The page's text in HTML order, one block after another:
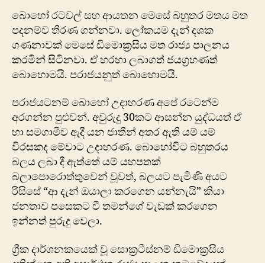
බොහෝ රටවල් සහ ආයතන මෙසේ බහුතර මතය මත
පදනම්ව තීරණ ගන්නවා. ලෝකයම දැන් දශක
ගණනාවක් මෙසේ ඩිමොක්‍රසිය මත රාජ්‍ය පාලනය
කරමින් සිටිනවා. ඒ හරහා ලබාගත් ජයග්‍රහණත්
බොහොමයි. පරාජයනුත් බොහොමයි.
පරාජයටනම් බොහෝ උදාහරණ අපේ රටෙන්ම
අරගන්න පුළුවන්. අවුරුදු 30කට ආසන්න යුද්ධයත් ඒ
හා සමගාමීව ඇදී යන ජාතීන් අතර ඇති යම් යම්
විරසකද මේවාට උදාහරණ. බොහෝවිට බහුතරය
බලය ලබා දී ඇත්තේ යම් යහපතක්
බලාපොරොත්තුවෙන් වූවත්, බලයට පැමිණි අයට
රිසිසේ “ආ දැන් ඔයාලා කරගෙන යන්නැයි” කියා
ජනතාව පසෙකට වී තමන්ගේ වැඩක් කරගෙන
ඉන්නත් පුරුදු වෙලා.
ග්‍රීක දාර්ශනකයෙක් වූ සොක්‍රටීස්නම් ඩිමොක්‍රසිය